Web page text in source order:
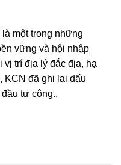
một trong những
vững và hội nhập
vị trí địa lý đắc địa, hạ
KCN đã ghi lại dấu
tư công..